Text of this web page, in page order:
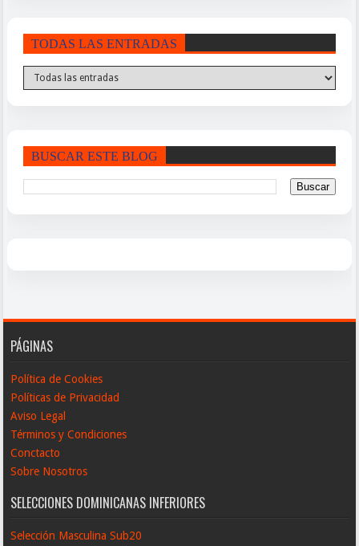
TODAS LAS ENTRADAS
BUSCAR ESTE BLOG
PÁGINAS
Política de Cookies
Políticas de Privacidad
Aviso Legal
Términos y Condiciones
Conctacto
Sobre Nosotros
SELECCIONES DOMINICANAS INFERIORES
Selección Masculina Sub20